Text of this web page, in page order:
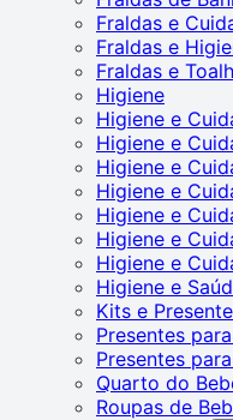
Fraldas e
Fraldas e
Fraldas e
Higiene
Higiene e
Higiene e
Higiene e
Higiene e
Higiene e
Higiene e
Higiene e
Higiene e
Kits e
Presentes
Presentes
Quarto do
Roupas de